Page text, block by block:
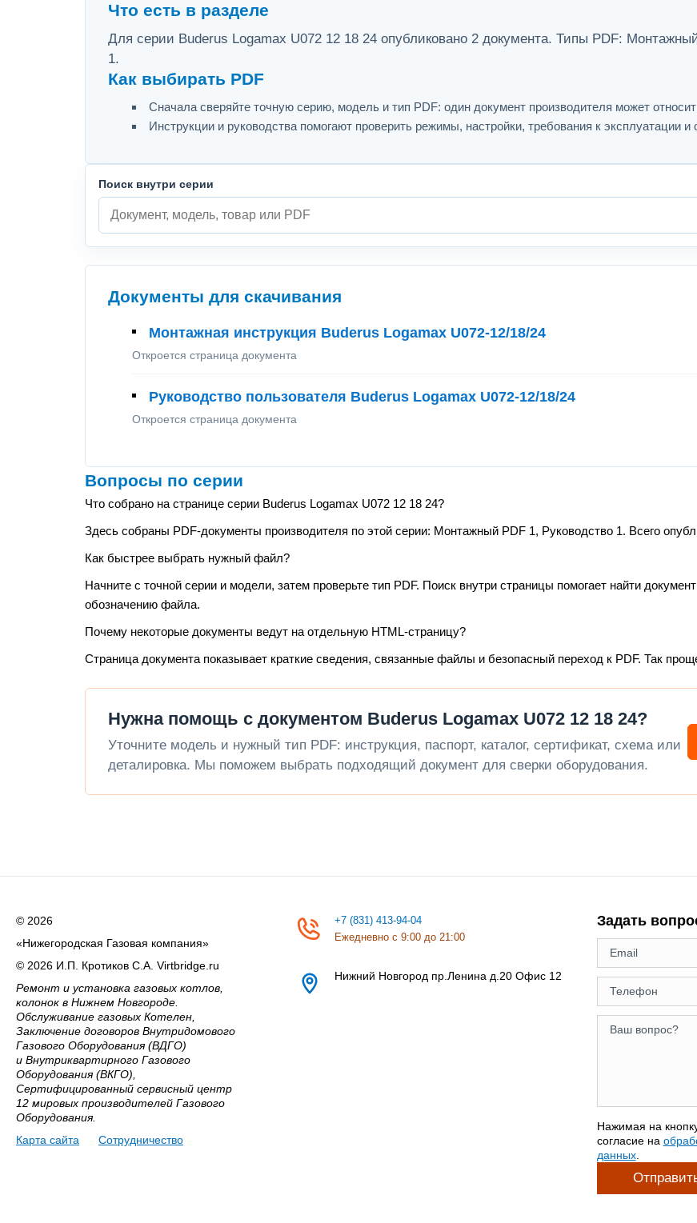
Что есть в разделе
Для серии Buderus Logamax U072 12 18 24 опубликовано 2 документа. Типы PDF:
1.
Как выбирать PDF
Сначала сверяйте точную серию, модель и тип PDF: один документ производителя может
Инструкции и руководства помогают проверить режимы, настройки, требования к эксплуатации и
Поиск внутри серии
Документы для скачивания
Монтажная инструкция Buderus Logamax U072-12/18/24
Откроется страница документа
Руководство пользователя Buderus Logamax U072-12/18/24
Откроется страница документа
Вопросы по серии
Что собрано на странице серии Buderus Logamax U072 12 18 24?
Здесь собраны PDF-документы производителя по этой серии: Монтажный PDF 1, Руководство 1. Всего
Как быстрее выбрать нужный файл?
Начните с точной серии и модели, затем проверьте тип PDF. Поиск внутри страницы помогает найти
обозначению файла.
Почему некоторые документы ведут на отдельную HTML-страницу?
Страница документа показывает краткие сведения, связанные файлы и безопасный переход к PDF. Так
Нужна помощь с документом Buderus Logamax U072 12 18 24?
Уточните модель и нужный тип PDF: инструкция, паспорт, каталог, сертификат, схема или
деталировка. Мы поможем выбрать подходящий документ для сверки оборудования.
© 2026
«Нижегородская Газовая компания»
© 2026 И.П. Кротиков С.А. Virtbridge.ru
Ремонт и установка газовых котлов,
колонок в Нижнем Новгороде.
Обслуживание газовых Котелен,
Заключение договоров Внутридомового
Газового Оборудования (ВДГО)
и Внутриквартирного Газового
Оборудования (ВКГО),
Сертифицированный сервисный центр
12 мировых производителей Газового
Оборудования.
Карта сайта
Сотрудничество
+7 (831) 413-94-04
Ежедневно с 9:00 до 21:00
Нижний Новгород пр.Ленина д.20 Офис 12
Задать
Нажимая на
согласие на
данных.